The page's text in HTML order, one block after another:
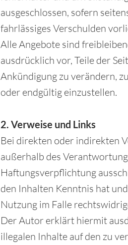
ausgeschlossen, sofern
fahrlässiges Verschulden
Alle Angebote sind
ausdrücklich vor, Teile der
Ankündigung zu verändern,
oder endgültig einzustellen.
2. Verweise und Links
Bei direkten oder indirekten
außerhalb des
Haftungsverpflichtung
den Inhalten Kenntnis hat
Nutzung im Falle
Der Autor erklärt hiermit
illegalen Inhalte auf den zu